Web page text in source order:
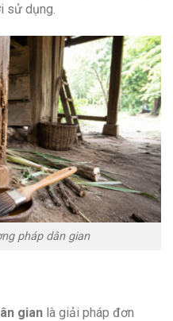
sử dụng.
pháp dân gian
gian là giải pháp đơn